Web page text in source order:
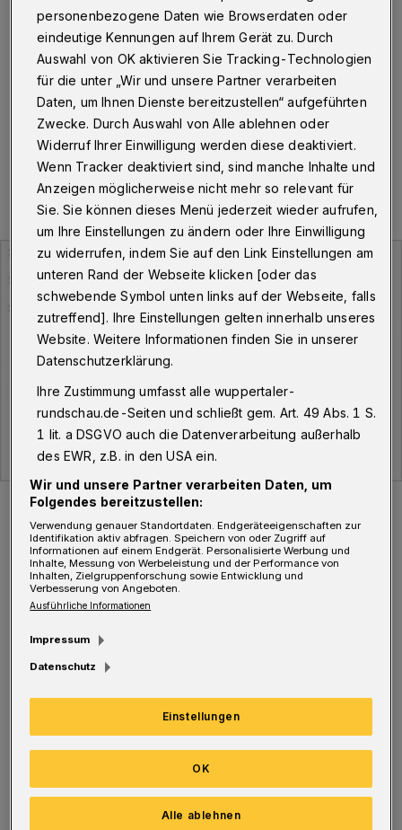
Wuppertal
Die Stadt Wuppertal meldet für Dienstag
(26. Mai 2020) insgesamt 85 Menschen, die aktuell
noch mit dem Corona-Virus infiziert sind.
26.05.2020 , 09:22 Uhr Eine Minute Lesezeit
Der Verlauf der Corona-Fälle in Wuppertal.
D ie Gesamtzahl der bestätigten Corona-
Fälle liegt bei 919
Wuppertaler sind wieder genesen, 81
Die Gesamtzahl der Personen, die sich in
Quarantäne befinden, liegt bei 359
personenbezogene Daten wie Browserdaten oder
eindeutige Kennungen auf Ihrem Gerät zu. Durch
Auswahl von OK aktivieren Sie Tracking-Technologien
für die unter „Wir und unsere Partner verarbeiten
Daten, um Ihnen Dienste bereitzustellen“ aufgeführten
Zwecke. Durch Auswahl von Alle ablehnen oder
Widerruf Ihrer Einwilligung werden diese deaktiviert.
Wenn Tracker deaktiviert sind, sind manche Inhalte und
Anzeigen möglicherweise nicht mehr so relevant für
Sie. Sie können dieses Menü jederzeit wieder aufrufen,
um Ihre Einstellungen zu ändern oder Ihre Einwilligung
zu widerrufen, indem Sie auf den Link Einstellungen am
unteren Rand der Webseite klicken [oder das
schwebende Symbol unten links auf der Webseite, falls
zutreffend]. Ihre Einstellungen gelten innerhalb unseres
Website. Weitere Informationen finden Sie in unserer
Datenschutzerklärung.
Ihre Zustimmung umfasst alle wuppertaler-
rundschau.de-Seiten und schließt gem. Art. 49 Abs. 1 S.
1 lit. a DSGVO auch die Datenverarbeitung außerhalb
des EWR, z.B. in den USA ein.
Wir und unsere Partner verarbeiten Daten, um
Folgendes bereitzustellen:
Verwendung genauer Standortdaten. Endgeräteeigenschaften zur
Identifikation aktiv abfragen. Speichern von oder Zugriff auf
Informationen auf einem Endgerät. Personalisierte Werbung und
Inhalte, Messung von Werbeleistung und der Performance von
Inhalten, Zielgruppenforschung sowie Entwicklung und
Verbesserung von Angeboten.
Ausführliche Informationen
Impressum
Datenschutz
Einstellungen
Alle ablehnen
OK